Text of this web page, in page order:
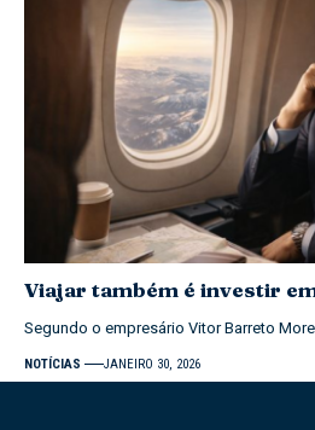
Viajar também é investir
Segundo o empresário Vitor Barreto
NOTÍCIAS JANEIRO 30, 2026